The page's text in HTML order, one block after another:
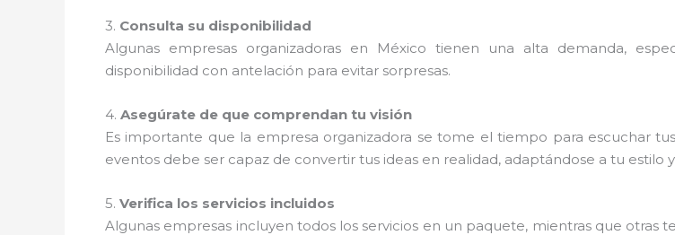
3. Consulta su disponibilidad
Algunas empresas organizadoras en México tienen una alta demanda,
disponibilidad con antelación para evitar sorpresas.
4. Asegúrate de que comprendan tu visión
Es importante que la empresa organizadora se tome el tiempo para escuchar
eventos debe ser capaz de convertir tus ideas en realidad, adaptándose a tu estilo
5. Verifica los servicios incluidos
Algunas empresas incluyen todos los servicios en un paquete, mientras que